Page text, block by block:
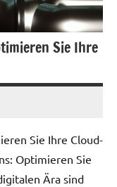
Sie Ihre
Sie Ihre Cloud-
Optimieren Sie
Ära sind